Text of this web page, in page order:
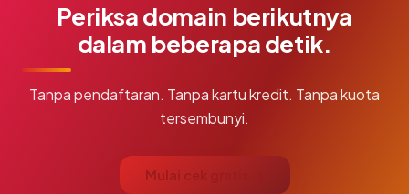
Periksa domain berikutnya
dalam beberapa detik.
Tanpa pendaftaran. Tanpa kartu kredit. Tanpa kuota
tersembunyi.
Mulai cek gratis →